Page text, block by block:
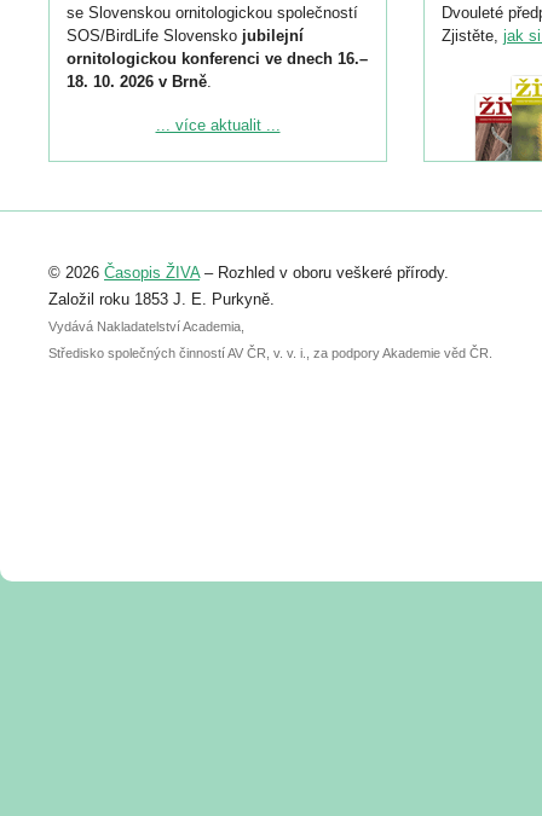
se Slovenskou ornitologickou společností
SOS/BirdLife Slovensko jubilejní
ornitologickou konferenci ve dnech 16.–
18. 10. 2026 v Brně.
Podrobnější informace ke konferenci
Registrovat se můžete do 6. září.
abstraktu přihlášené přednášky nebo
posteru je už 30. června.
... více aktualit ...
Dvouleté
Zjistěte, jak
© 2026 Časopis ŽIVA– Rozhled v oboru veškeré přírody.
Založil roku 1853 J. E. Purkyně.
Vydává Nakladatelství Academia,
Středisko společných činností AV ČR, v. v. i., za podpory Akademie věd ČR.